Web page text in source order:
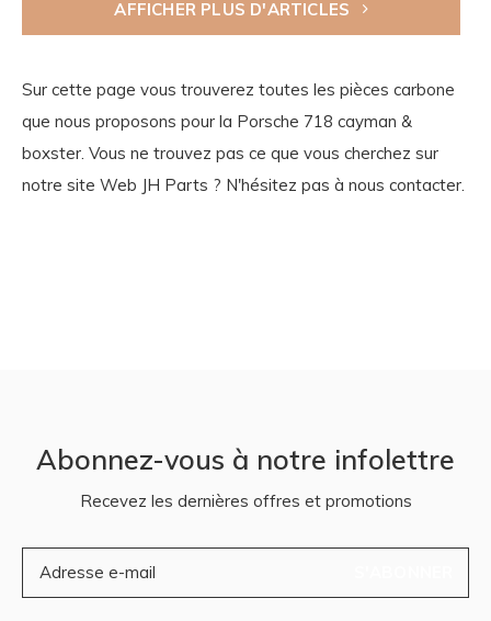
AFFICHER PLUS D'ARTICLES
Sur cette page vous trouverez toutes les pièces carbone
que nous proposons pour la Porsche 718 cayman &
boxster. Vous ne trouvez pas ce que vous cherchez sur
notre site Web JH Parts ? N'hésitez pas à nous contacter.
Abonnez-vous à notre infolettre
Recevez les dernières offres et promotions